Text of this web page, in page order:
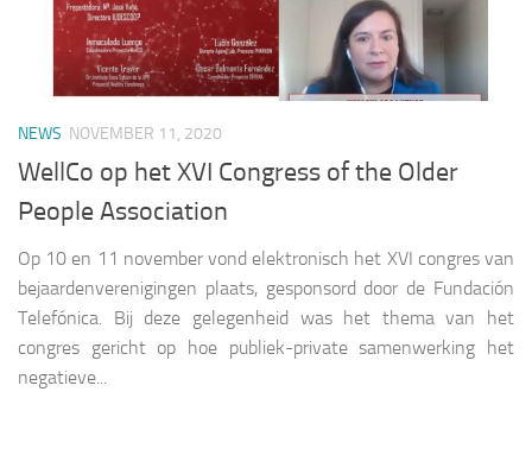
NEWS NOVEMBER 11, 2020
WellCo op het XVI Congress of the Older
People Association
Op 10 en 11 november vond elektronisch het XVI congres van
bejaardenverenigingen plaats, gesponsord door de Fundación
Telefónica. Bij deze gelegenheid was het thema van het
congres gericht op hoe publiek-private samenwerking het
negatieve...